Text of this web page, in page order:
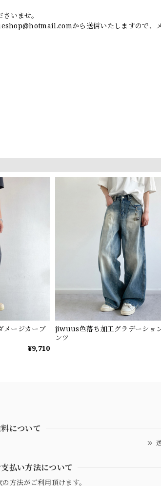
いませ。
から送信いたしますので、
ージカーブ
¥9,710
jiwuus色落ち加工グラデーショ
ンツ
について
払い方法について
の方法がご利用頂けます。